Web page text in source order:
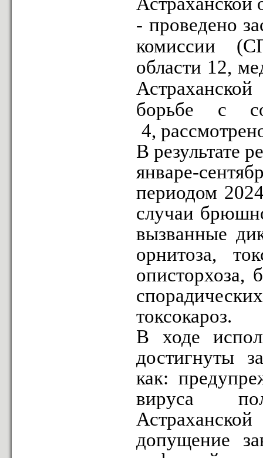
- проведено
комиссии
области 12,
борьбе с
4,
В результате
январе-
периодом
случаи
вызванные
орнитоза,
описторхоза,
токсокароз.
В ходе
достигнуты
как:
вируса
допущение